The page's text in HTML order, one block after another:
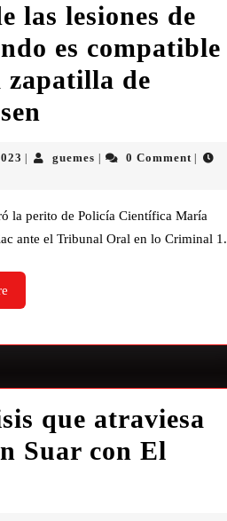
las lesiones de
es compatible
zapatilla de
guemes 0 Comment
la perito de Policía Científica María
ante el Tribunal Oral en lo Criminal 1.
que atraviesa
Suar con El